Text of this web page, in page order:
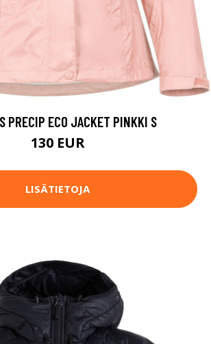
PRECIP ECO JACKET PINKKI S
130 EUR
LISÄTIETOJA